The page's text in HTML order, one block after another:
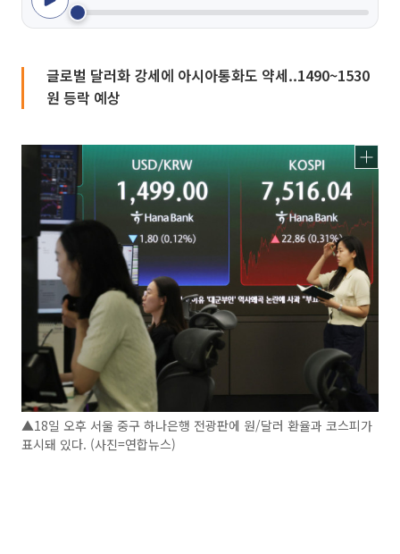
글로벌 달러화 강세에 아시아통화도 약세..1490~1530
원 등락 예상
▲18일 오후 서울 중구 하나은행 전광판에 원/달러 환율과 코스피가
표시돼 있다. (사진=연합뉴스)